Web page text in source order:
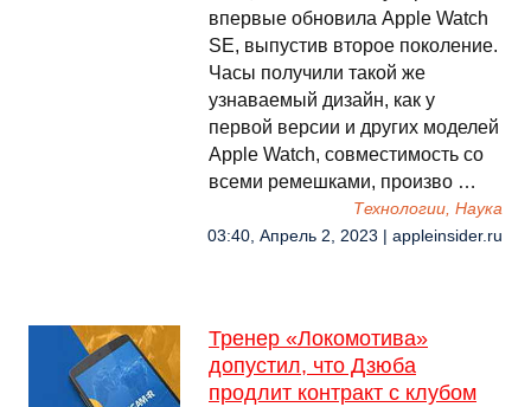
впервые обновила Apple Watch
SE, выпустив второе поколение.
Часы получили такой же
узнаваемый дизайн, как у
первой версии и других моделей
Apple Watch, совместимость со
всеми ремешками, произво …
Технологии, Наука
03:40, Апрель 2, 2023 | appleinsider.ru
Тренер «Локомотива»
допустил, что Дзюба
продлит контракт с клубом